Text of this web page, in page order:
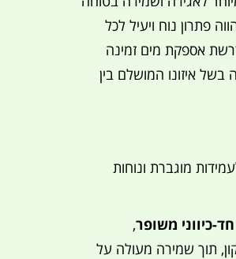
פתרון נוח ויעיל לכל
אספקת מים זמינה
בקפידה בשל איזונו המושלם בין
מוגברת ונוחות
כיווני משופר,
תוך שמירה מעולה על